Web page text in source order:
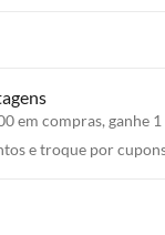
em compras, ganhe
e troque por